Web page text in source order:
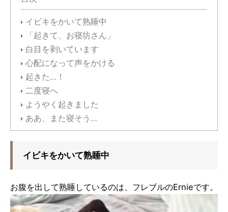
イビキをかいて熟睡中
「起きて、お寝坊さん」
白目を剥いています
心配になって声をかける
起きた…！
二度寝へ
ようやく起きました
ああ、また寝そう…
イビキをかいて熟睡中
お腹を出して熟睡しているのは、フレブルのErnieです。